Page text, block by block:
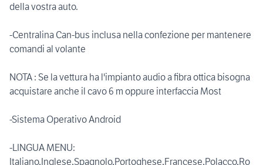
della vostra auto.
-Centralina Can-bus inclusa nella confezione per mantenere
comandi al volante
NOTA : Se la vettura ha l'impianto audio a fibra ottica bisogna
acquistare anche il cavo 6 m oppure interfaccia Most
-Sistema Operativo Android
-LINGUA MENU:
Italiano,Inglese,Spagnolo,Portoghese,Francese,Polacco,Ro